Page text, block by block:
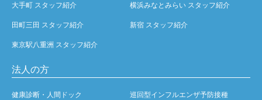
大手町 スタッフ紹介 横浜みなとみらい スタッフ紹介
田町三田 スタッフ紹介 新宿 スタッフ紹介
東京駅八重洲 スタッフ紹介
法人の方
健康診断・人間ドック 巡回型インフルエンザ予防接種